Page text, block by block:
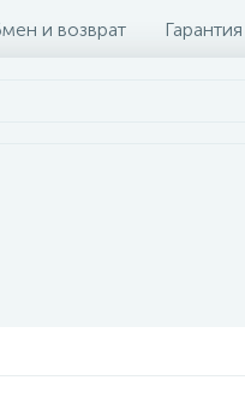
и возврат Гарантия